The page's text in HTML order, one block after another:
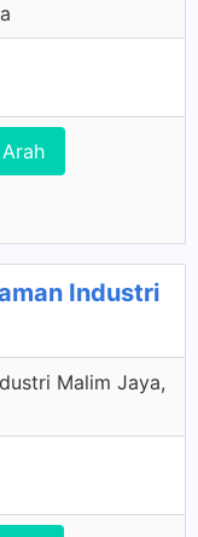
Arah
Industri
Malim Jaya,